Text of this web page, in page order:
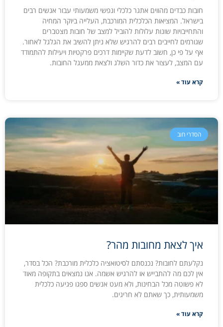
חובות כבדים מהווים אתגר כלכלי ונפשי משמעותי עבור אנשים רבים
בישראל. המציאות הכלכלית המורכבת, העלייה ביוקר המחיה
והתחייבויות שונות עלולות להוביל למצב של חובות מצטברים
שגורמים לחייבים רבים להרגיש שלא ניתן להשיב את הגלגל לאחור.
אף על פי כן, חשוב לדעת שקיימות דרכים פרקטיות ויעילות להתמודד
עם המצב, לעצור את כדור השלג ולצאת ממעגל החובות.
קרא עוד »
הסדרי חוב
איך לצאת מחובות מהר?
נקלעתם לחובות? נכנסתם לסיטואציה כלכלית מורכבת? הכל בסדר,
אין לכם מה להתבייש או להרגיש אשמה. אנו נמצאים בתקופה מאוד
לא פשוטה מכל הבחינות, ולא מעט אנשים ספגו פגיעה כלכלית
משמעותית, כך שאתם לא חריגים.
קרא עוד »